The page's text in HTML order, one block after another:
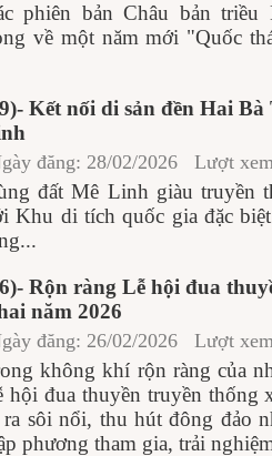
phiên bản Châu bản triều
về một năm mới "Quốc
Kết nối di sản đền Hai
đăng: 28/02/2026 Lượt
đất Mê Linh giàu truyền
Khu di tích quốc gia đặc
Rộn ràng Lễ hội đua
năm 2026
đăng: 26/02/2026 Lượt
không khí rộn ràng của
hội đua thuyền truyền thống
sôi nổi, thu hút đông đảo
phương tham gia, trải